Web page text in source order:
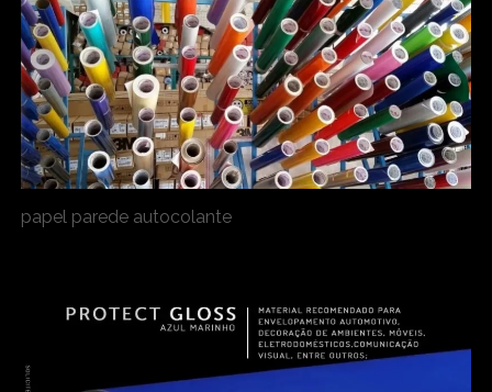
papel parede autocolante